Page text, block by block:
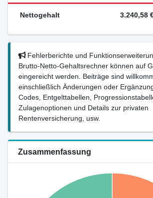
Nettogehalt 3.240,58
Fehlerberichte und
Brutto-Netto-Gehaltsrechner können auf
eingereicht werden. Beiträge sind
einschließlich Änderungen oder
Codes, Entgelttabellen,
Zulagenoptionen und Details zur privaten
Rentenversicherung, usw.
Zusammenfassung